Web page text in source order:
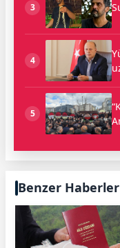
3
4
5
Benzer Haberler